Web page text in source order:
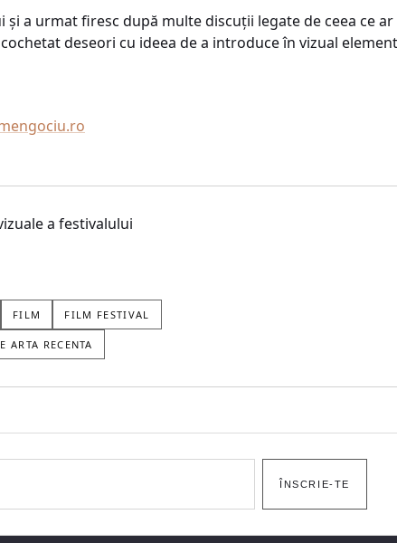
a urmat firesc după multe discuții legate de ceea ce
deseori cu ideea de a introduce în vizual
a festivalului
FILM FILM FESTIVAL
ARTA RECENTA
ÎNSCRIE-TE